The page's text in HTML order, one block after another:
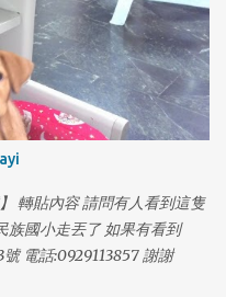
轉貼內容 請問有人看到這隻
族國小走丟了 如果有看到
電話:0929113857 謝謝